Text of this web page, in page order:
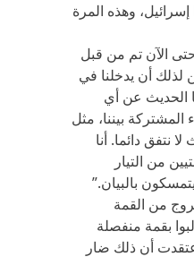
وهذه المرة
الآن تم من قبل
لذلك أن يدخلنا في
الحديث عن أي
بيننا، مثل
نتفق دائما. أنا
من التيار
بالبيان‪”.‬
من القمة
بقمة منفصلة
أن ذلك ضار